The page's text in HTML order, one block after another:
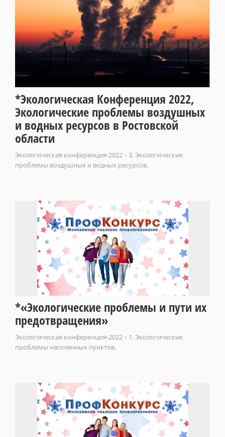
*Экологическая Конференция 2022,
Экологические проблемы воздушных
и водных ресурсов в Ростовской
области
Экологическая конференция-2022 » 3. Экологические
проблемы воздушных и водных ресурсов.
*«Экологические проблемы и пути их
предотвращения»
Экологическая конференция-2022 » 1. Экологические
проблемы населенных пунктов.